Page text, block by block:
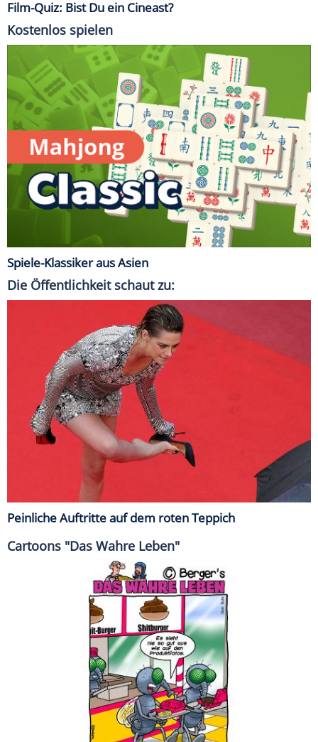
Film-Quiz: Bist Du ein Cineast?
Kostenlos spielen
Spiele-Klassiker aus Asien
Die Öffentlichkeit schaut zu:
Peinliche Auftritte auf dem roten Teppich
Cartoons "Das Wahre Leben"